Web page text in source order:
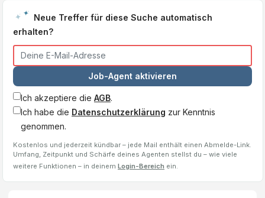
Neue Treffer für diese Suche automatisch
erhalten?
Job-Agent aktivieren
Ich akzeptiere die AGB.
Ich habe die Datenschutzerklärung zur Kenntnis
genommen.
Kostenlos und jederzeit kündbar – jede Mail enthält einen Abmelde-Link.
Umfang, Zeitpunkt und Schärfe deines Agenten stellst du – wie viele
weitere Funktionen – in deinem Login-Bereich ein.